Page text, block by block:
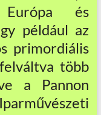
Európa és
például az
primordiális
több
a Pannon